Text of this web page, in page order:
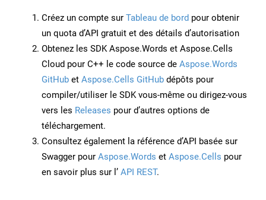
Créez un compte sur Tableau de bord pour obtenir
un quota d’API gratuit et des détails d’autorisation
Obtenez les SDK Aspose.Words et Aspose.Cells
Cloud pour C++ le code source de Aspose.Words
GitHub et Aspose.Cells GitHub dépôts pour
compiler/utiliser le SDK vous-même ou dirigez-vous
vers les Releases pour d’autres options de
téléchargement.
Consultez également la référence d’API basée sur
Swagger pour Aspose.Words et Aspose.Cells pour
en savoir plus sur l’ API REST.